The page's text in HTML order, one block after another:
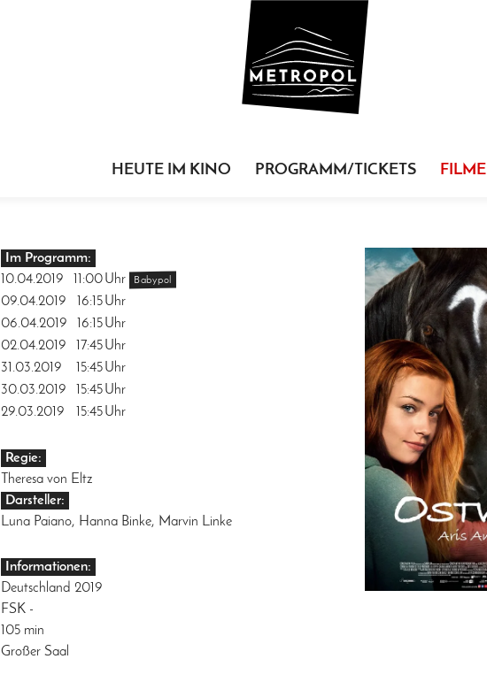
HEUTE IM KINO PROGRAMM/TICKETS FILME
Im Programm:
10.04.2019
11:00Uhr Babypol
09.04.2019 16:15Uhr
06.04.2019
16:15Uhr
02.04.2019
17:45Uhr
31.03.2019
15:45Uhr
30.03.2019
15:45Uhr
29.03.2019
15:45Uhr
Regie:
Theresa von Eltz
Darsteller:
Luna Paiano, Hanna Binke, Marvin Linke
Informationen:
Deutschland 2019
FSK -
105 min
Großer Saal